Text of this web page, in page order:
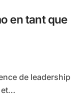
en tant que